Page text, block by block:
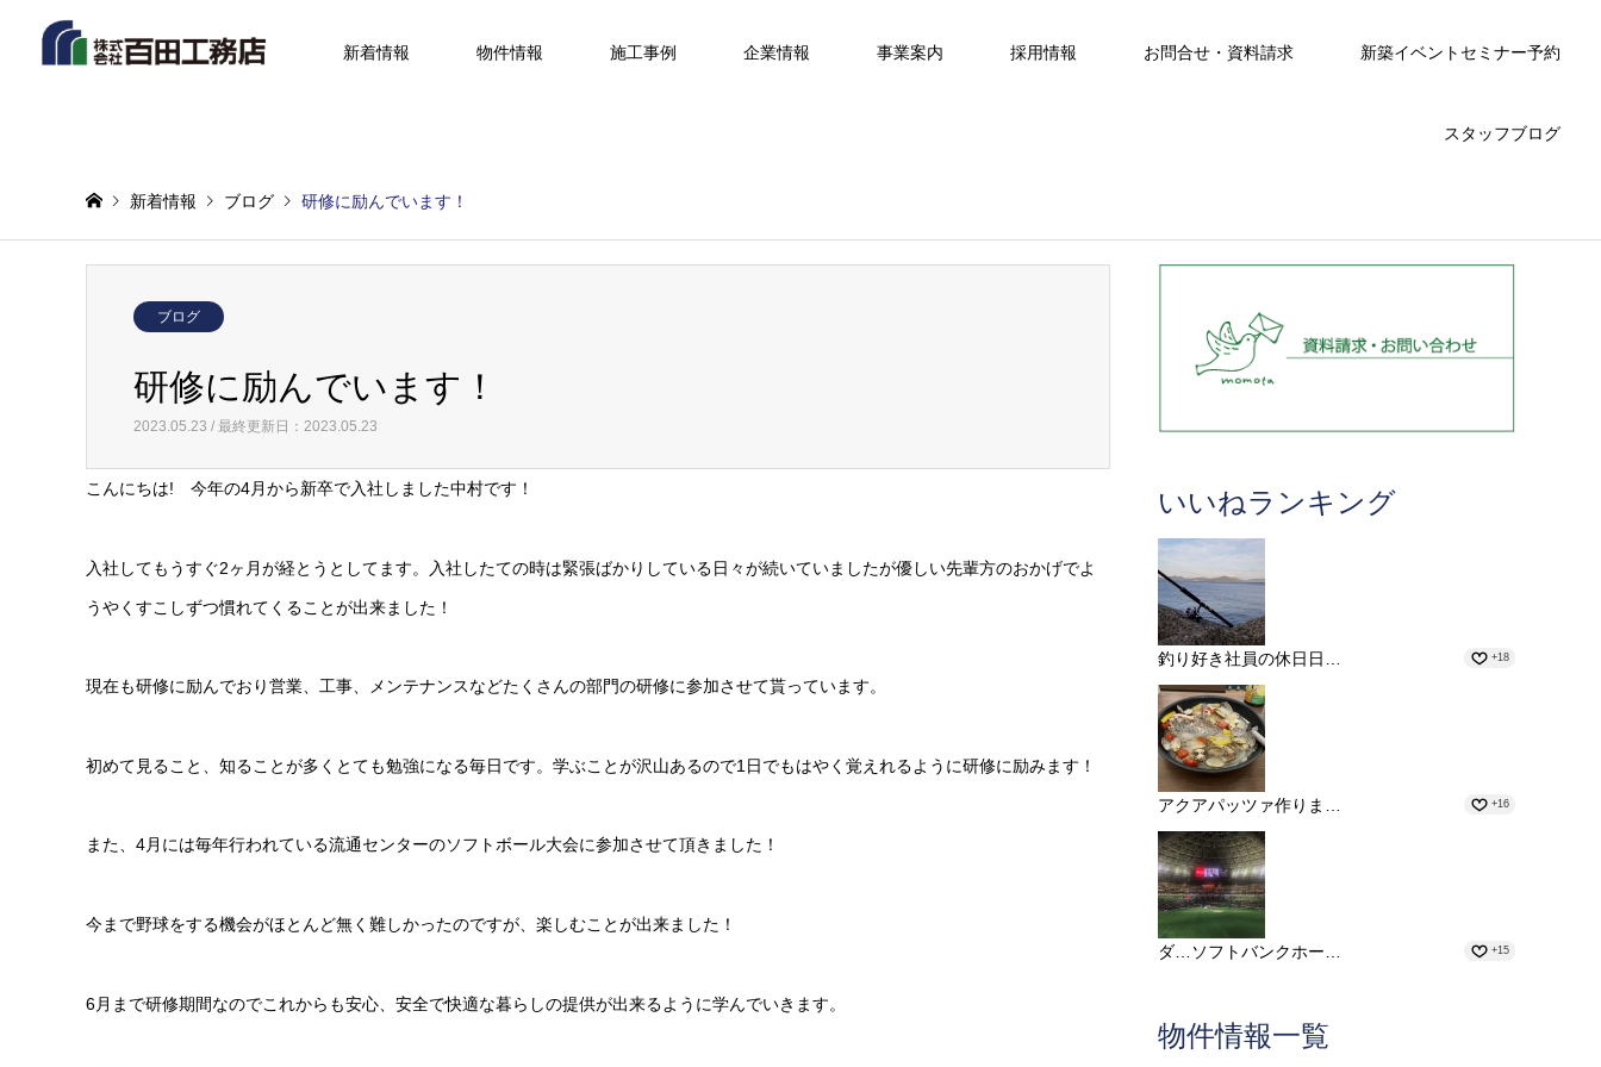
新着情報 物件情報 施工事例 企業情報 事業案内 採用情報 お問合せ・資料請求 新築イベントセミナー予約
スタッフブログ
新着情報 ブログ 研修に励んでいます！
ブログ
研修に励んでいます！
2023.05.23 / 最終更新日：2023.05.23
こんにちは! 今年の4月から新卒で入社しました中村です！
入社してもうすぐ2ヶ月が経とうとしてます。入社したての時は緊張ばかりしている日々が続いていましたが優しい先輩方のおかげでよ
うやくすこしずつ慣れてくることが出来ました！
現在も研修に励んでおり営業、工事、メンテナンスなどたくさんの部門の研修に参加させて貰っています。
初めて見ること、知ることが多くとても勉強になる毎日です。学ぶことが沢山あるので1日でもはやく覚えれるように研修に励みます！
また、4月には毎年行われている流通センターのソフトボール大会に参加させて頂きました！
今まで野球をする機会がほとんど無く難しかったのですが、楽しむことが出来ました！
6月まで研修期間なのでこれからも安心、安全で快適な暮らしの提供が出来るように学んでいきます。
いいねランキング
釣り好き社員の休日日… +18
アクアパッツァ作りま… +16
ダ…ソフトバンクホー… +15
物件情報一覧